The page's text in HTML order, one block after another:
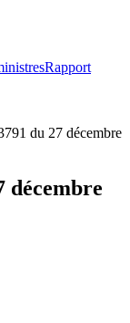
Rapport
du 27 décembre
décembre